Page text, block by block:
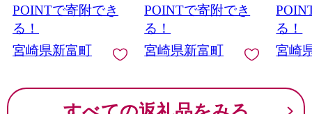
POINTで寄附でき
る！
宮崎県新富町
POINTで寄附でき
る！
宮崎県新富町
る！
宮崎